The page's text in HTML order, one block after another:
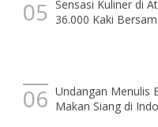
Sensasi Kuliner di
36.000 Kaki
Undangan Menulis
Makan Siang di